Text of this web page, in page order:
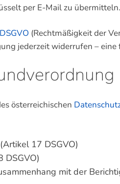
per E-Mail zu übermitteln.
(Rechtmäßigkeit der
jederzeit widerrufen –
österreichischen
17 DSGVO)
DSGVO)
mit der